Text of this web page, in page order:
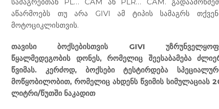
აწარმოებს თუ არა GIVI ამ ტიპის სამაგრს
მოტოციკლისთვის.
თავისი ბოქსებისთვის GIVI
წყალმედეგობის დონეს, რომელიც შეესაბამება
წვიმას. კერძოდ, ბოქსები ტესტირდება
მოწყობილობით, რომელიც ახდენს წვიმის სიმულაციას
ლიტრი/წუთში ნაკადით